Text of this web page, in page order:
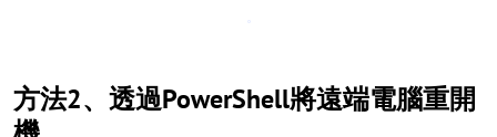
方法2、透過PowerShell將遠端電腦重開